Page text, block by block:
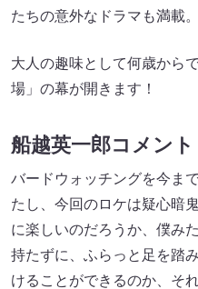
たちの意外なドラマも満載。
大人の趣味として何歳から
場」の幕が開きます！
船越英一郎コメント
バードウォッチングを今ま
たし、今回のロケは疑心暗
に楽しいのだろうか、僕み
持たずに、ふらっと足を踏
けることができるのか、そ